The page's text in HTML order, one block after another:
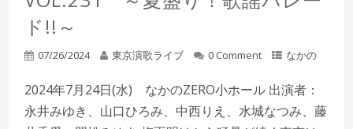
ド!!～
07/26/2024 東京演歌ライブ 0 Comment なかの
2024年7月24日(水) なかのZERO小ホール 出演者：
永井みゆき、山口ひろみ、中西りえ、水城なつみ、藤